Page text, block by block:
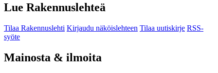
Lue Rakennuslehteä
Tilaa Rakennuslehti Kirjaudu näköislehteen Tilaa uutiskirje RSS-
syöte
Mainosta & ilmoita